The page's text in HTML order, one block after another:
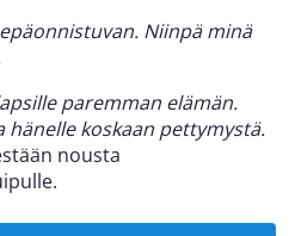
Niinpä minä
paremman elämän.
koskaan pettymystä.
nousta